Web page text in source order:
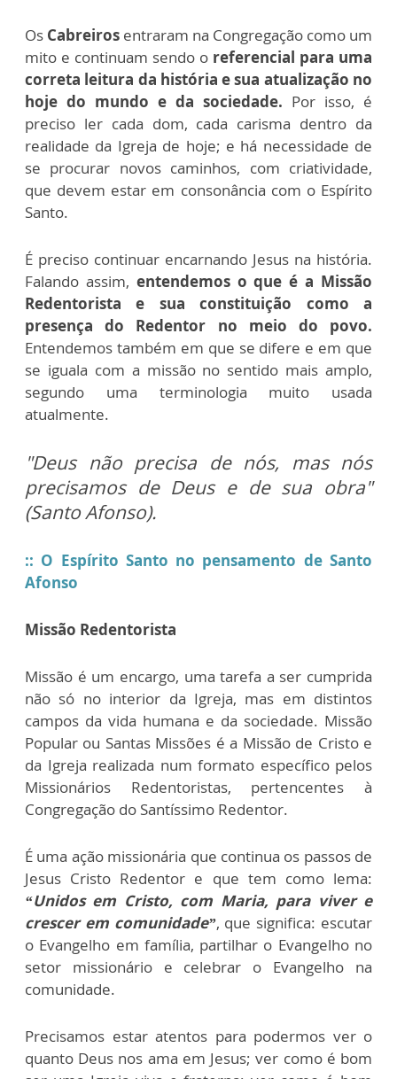
Os Cabreiros entraram na Congregação como um
mito e continuam sendo o referencial para uma
correta leitura da história e sua atualização no
hoje do mundo e da sociedade. Por isso, é
preciso ler cada dom, cada carisma dentro da
realidade da Igreja de hoje; e há necessidade de
se procurar novos caminhos, com criatividade,
que devem estar em consonância com o Espírito
Santo.
É preciso continuar encarnando Jesus na história.
Falando assim, entendemos o que é a Missão
Redentorista e sua constituição como a
presença do Redentor no meio do povo.
Entendemos também em que se difere e em que
se iguala com a missão no sentido mais amplo,
segundo uma terminologia muito usada
atualmente.
"Deus não precisa de nós, mas nós
precisamos de Deus e de sua obra"
(Santo Afonso).
:: O Espírito Santo no pensamento de Santo
Afonso
Missão Redentorista
Missão é um encargo, uma tarefa a ser cumprida
não só no interior da Igreja, mas em distintos
campos da vida humana e da sociedade. Missão
Popular ou Santas Missões é a Missão de Cristo e
da Igreja realizada num formato específico pelos
Missionários Redentoristas, pertencentes à
Congregação do Santíssimo Redentor.
É uma ação missionária que continua os passos de
Jesus Cristo Redentor e que tem como lema:
“Unidos em Cristo, com Maria, para viver e
crescer em comunidade”, que significa: escutar
o Evangelho em família, partilhar o Evangelho no
setor missionário e celebrar o Evangelho na
comunidade.
Precisamos estar atentos para podermos ver o
quanto Deus nos ama em Jesus; ver como é bom